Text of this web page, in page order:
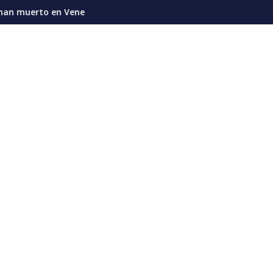
sino con ingeniería, mantenimiento, inversión y
en apenas cuatro mesesRubio: "Elecciones en Venezuela van a tomar